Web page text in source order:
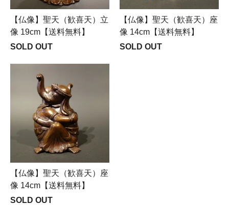
【仏像】聖天（歓喜天）立
像 19cm【送料無料】
SOLD OUT
【仏像】聖天（歓喜天）座
像 14cm【送料無料】
SOLD OUT
【仏像】聖天（歓喜天）座
像 14cm【送料無料】
SOLD OUT